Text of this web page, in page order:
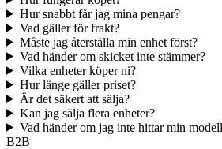
Hur snabbt får jag mina pengar?
Vad gäller för frakt?
Måste jag återställa min enhet först?
Vad händer om skicket inte stämmer?
Vilka enheter köper ni?
Hur länge gäller priset?
Är det säkert att sälja?
Kan jag sälja flera enheter?
Vad händer om jag inte hittar min
B2B